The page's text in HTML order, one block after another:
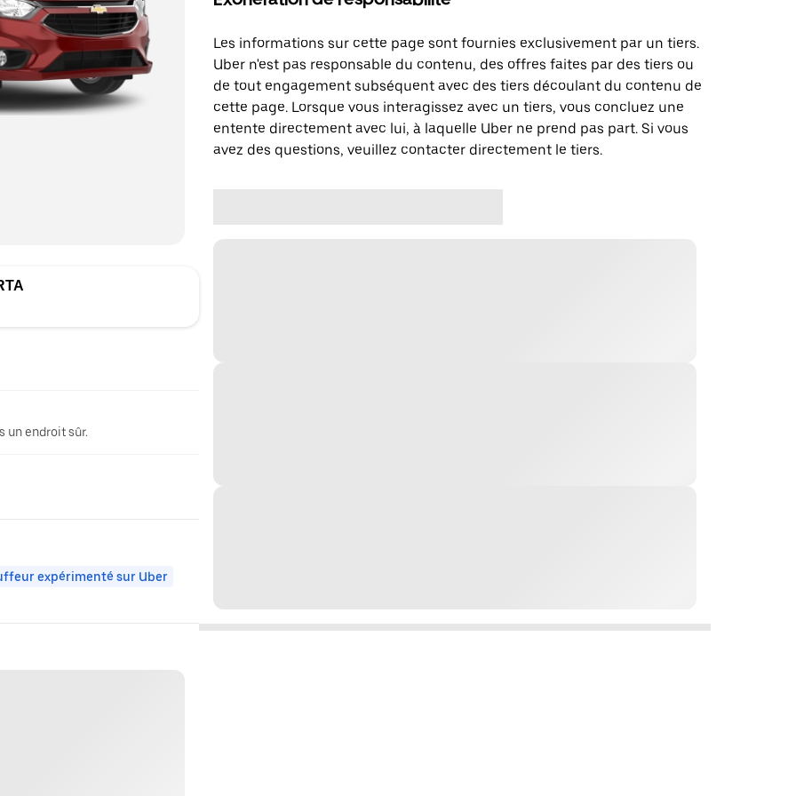
un endroit sûr.
expérimenté sur Uber
Les informations sur cette page sont fournies exclusivement par un tiers.
Uber n'est pas responsable du contenu, des offres faites par des tiers ou
de tout engagement subséquent avec des tiers découlant du contenu de
cette page. Lorsque vous interagissez avec un tiers, vous concluez une
entente directement avec lui, à laquelle Uber ne prend pas part. Si vous
avez des questions, veuillez contacter directement le tiers.